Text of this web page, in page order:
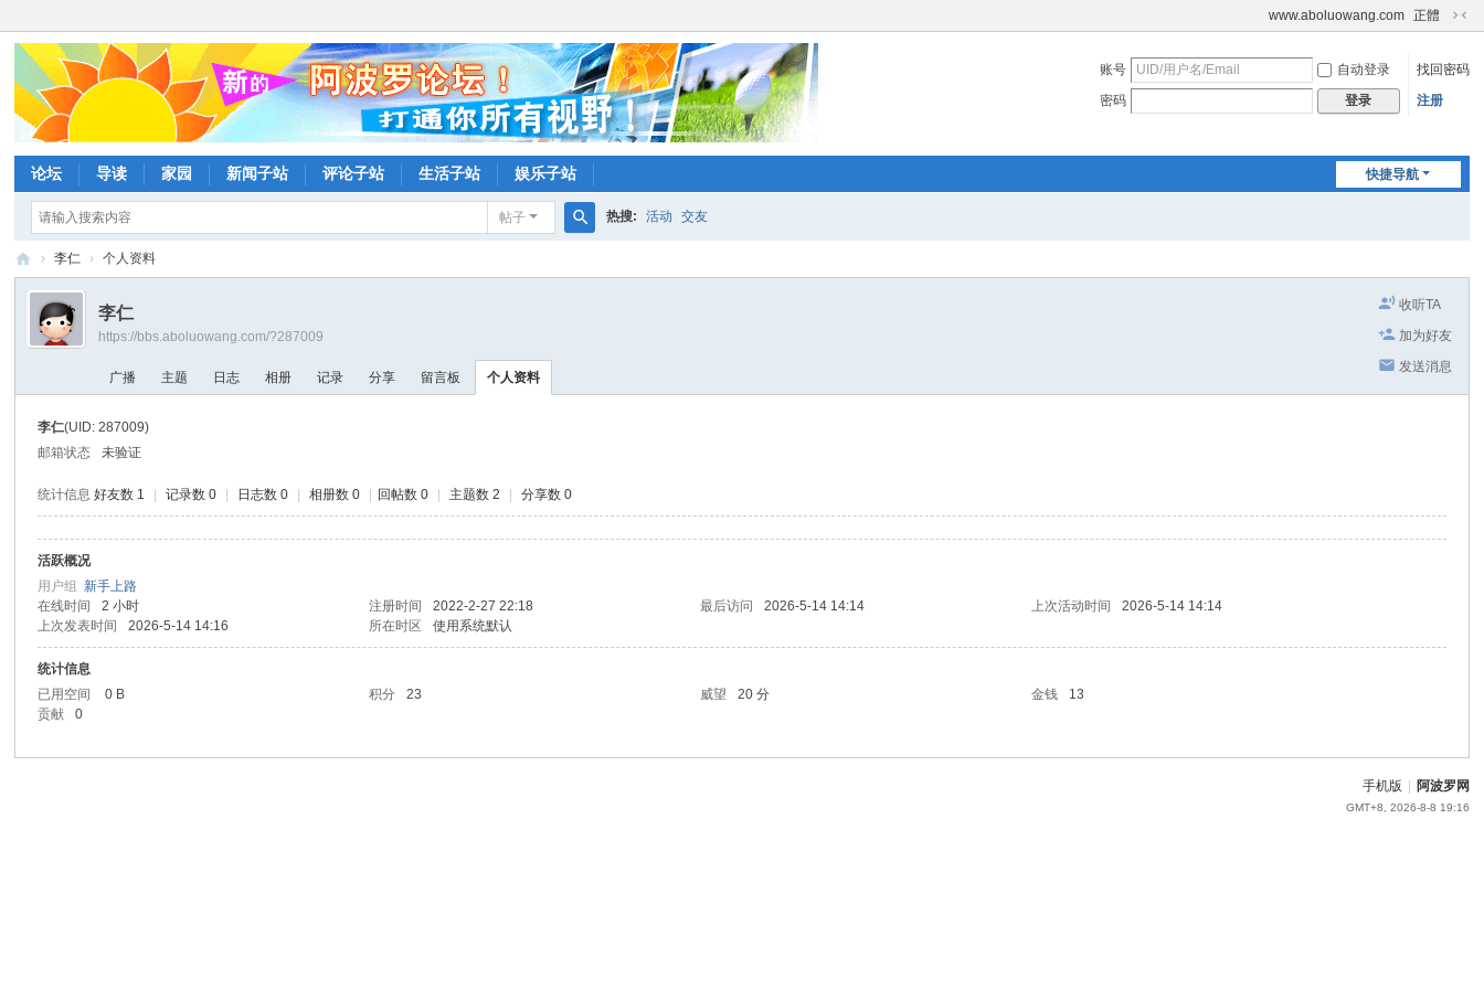
www.aboluowang.com 正體
切
到
账号 自动登录
找回密码
密码
登录 注册
快捷导航
论坛 导读 家园 新闻子站 评论子站 生活子站 娱乐子站
帖子
索
热搜: 活动 交友
阿
罗
› 李仁 › 个人资料
收听TA
加为好友
发送消息
李仁
https://bbs.aboluowang.com/?287009
广播 主题 日志 相册 记录 分享 留言板 个人资料
李仁(UID: 287009)
邮箱状态
未验证
统计信息 好友数 1 记录数 0 日志数 0 相册数 0 回帖数 0 主题数 2 分享数 0
活跃概况
用户组新手上路
在线时间
2 小时 注册时间 2022-2-27 22:18 最后访问 2026-5-14 14:14 上次活动时间
2026-5-14 14:14
上次发表时间
2026-5-14 14:16 所在时区 使用系统默认
统计信息
已用空间
0 B 积分 23 威望 20 分 金钱
13
贡献
0
手机版 阿波罗网
GMT+8, 2026-8-8 19:16